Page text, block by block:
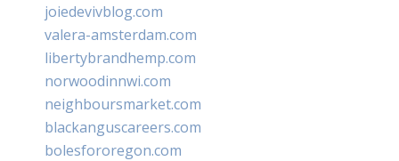
joiedevivblog.com
valera-amsterdam.com
libertybrandhemp.com
norwoodinnwi.com
neighboursmarket.com
blackanguscareers.com
bolesfororegon.com